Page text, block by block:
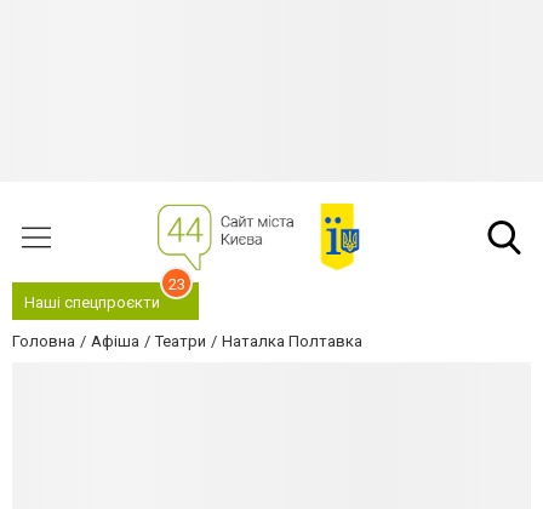
Наші спецпроєкти
23
Головна Афіша Театри Наталка Полтавка